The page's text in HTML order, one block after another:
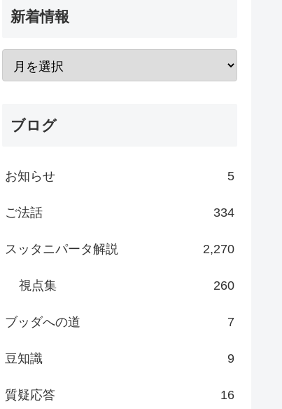
新着情報
ブログ
お知らせ 5
ご法話 334
スッタニパータ解説 2,270
視点集 260
ブッダへの道 7
豆知識 9
質疑応答 16